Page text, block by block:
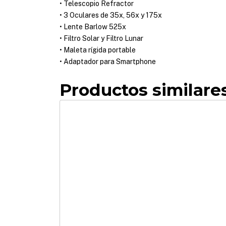
• Telescopio Refractor
• 3 Oculares de 35x, 56x y 175x
• Lente Barlow 525x
• Filtro Solar y Filtro Lunar
• Maleta rígida portable
• Adaptador para Smartphone
Productos